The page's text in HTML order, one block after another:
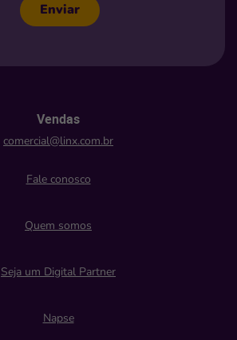
Enviar
Vendas
comercial@linx.com.br
Fale conosco
Quem somos
Seja um Digital Partner
Napse